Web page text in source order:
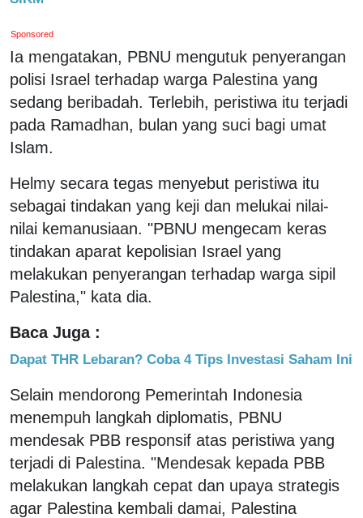
Sponsored
Ia mengatakan, PBNU mengutuk penyerangan
polisi Israel terhadap warga Palestina yang
sedang beribadah. Terlebih, peristiwa itu terjadi
pada Ramadhan, bulan yang suci bagi umat
Islam.
Helmy secara tegas menyebut peristiwa itu
sebagai tindakan yang keji dan melukai nilai-
nilai kemanusiaan. "PBNU mengecam keras
tindakan aparat kepolisian Israel yang
melakukan penyerangan terhadap warga sipil
Palestina," kata dia.
Baca Juga :
Dapat THR Lebaran? Coba 4 Tips Investasi Saham Ini
Selain mendorong Pemerintah Indonesia
menempuh langkah diplomatis, PBNU
mendesak PBB responsif atas peristiwa yang
terjadi di Palestina. "Mendesak kepada PBB
melakukan langkah cepat dan upaya strategis
agar Palestina kembali damai, Palestina